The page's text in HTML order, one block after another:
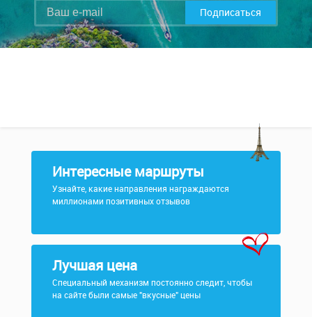
Подписаться
Интересные маршруты
Узнайте, какие направления награждаются
миллионами позитивных отзывов
Лучшая цена
Специальный механизм постоянно следит, чтобы
на сайте были самые "вкусные" цены